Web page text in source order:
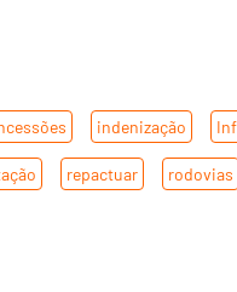
indenização
repactuar rodovias